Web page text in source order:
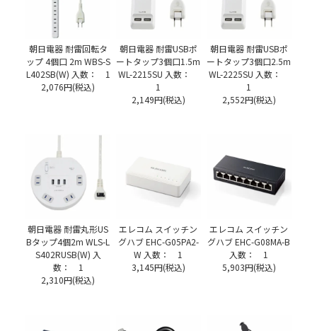
朝日電器 耐雷回転タ
ップ 4個口 2m WBS-S
L402SB(W) 入数： 1
2,076円(税込)
朝日電器 耐雷USBポ
ートタップ3個口1.5m
WL-2215SU 入数：
1
2,149円(税込)
朝日電器 耐雷USBポ
ートタップ3個口2.5m
WL-2225SU 入数：
1
2,552円(税込)
朝日電器 耐雷丸形US
Bタップ4個2m WLS-L
S402RUSB(W) 入
数： 1
2,310円(税込)
エレコム スイッチン
グハブ EHC-G05PA2-
W 入数： 1
3,145円(税込)
エレコム スイッチン
グハブ EHC-G08MA-B
入数： 1
5,903円(税込)